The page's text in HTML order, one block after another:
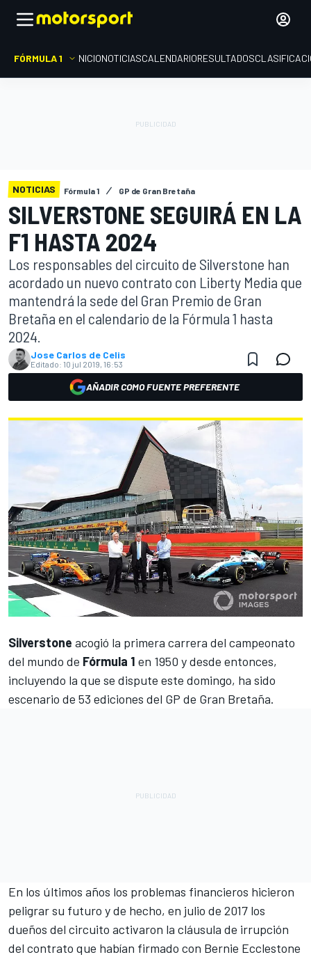
FÓRMULA 1 INICIONOTICIASCALENDARIORESULTADOS
NOTICIAS Fórmula 1 GP de Gran Bretaña
SILVERSTONE SEGUIRÁ EN LA
F1 HASTA 2024
Los responsables del circuito de Silverstone han
acordado un nuevo contrato con Liberty Media que
mantendrá la sede del Gran Premio de Gran
Bretaña en el calendario de la Fórmula 1 hasta
2024.
Jose Carlos de Celis
Editado: 10 jul 2019, 16:53
AÑADIR COMO FUENTE PREFERENTE
Silverstone acogió la primera carrera del campeonato
del mundo de Fórmula 1 en 1950 y desde entonces,
incluyendo la que se dispute este domingo, ha sido
escenario de 53 ediciones del GP de Gran Bretaña.
En los últimos años los problemas financieros hicieron
peligrar su futuro y de hecho, en julio de 2017 los
dueños del circuito activaron la cláusula de irrupción
del contrato que habían firmado con Bernie Ecclestone